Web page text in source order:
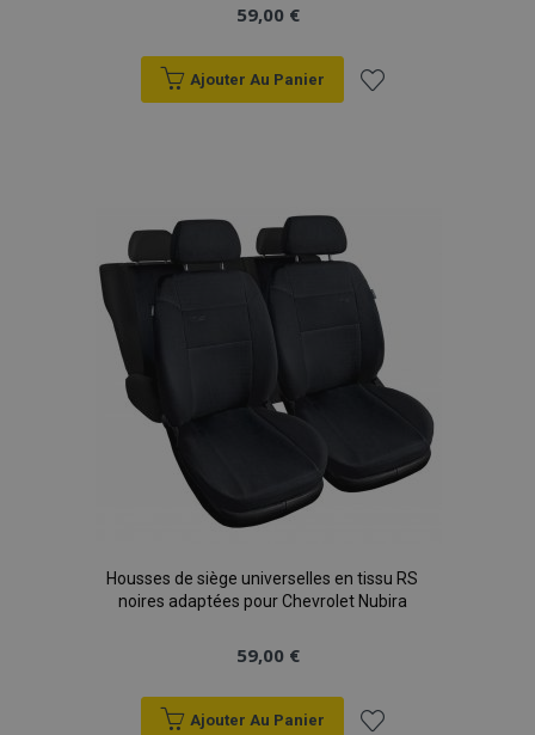
59,00 €
Ajouter Au Panier
d'achats
Housses de siège universelles en tissu RS
noires adaptées pour Chevrolet Nubira
59,00 €
Ajouter Au Panier